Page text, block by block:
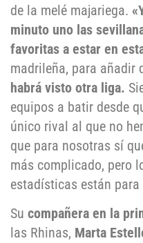
de la melé majariega.
minuto uno las
favoritas a estar en
madrileña, para añadir
habrá visto otra liga.
equipos a batir desde
único rival al que no
que para nosotras sí
más complicado, pero
estadísticas están para
Su compañera en la
las Rhinas, Marta